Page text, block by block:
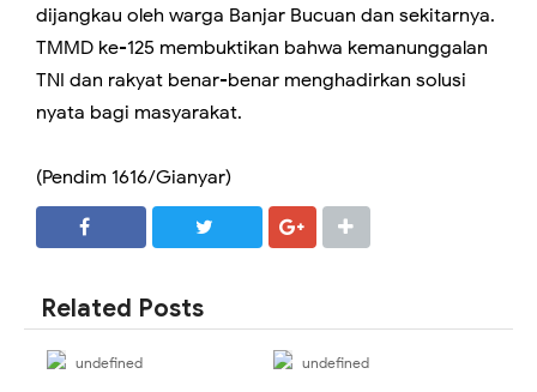
dijangkau oleh warga Banjar Bucuan dan sekitarnya.
TMMD ke-125 membuktikan bahwa kemanunggalan
TNI dan rakyat benar-benar menghadirkan solusi
nyata bagi masyarakat.
(Pendim 1616/Gianyar)
Related Posts
undefined undefined